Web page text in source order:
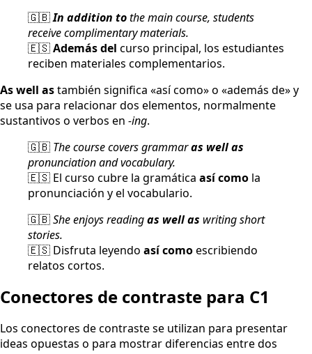
🇬🇧In addition tothe main course, students
receive complimentary materials.
🇪🇸Además del curso principal, los estudiantes
reciben materiales complementarios.
As well astambién significa «así como» o «además de» y
se usa para relacionar dos elementos, normalmente
sustantivos o verbos en -ing.
🇬🇧 The course covers grammaras well as
pronunciation and vocabulary.
🇪🇸 El curso cubre la gramática así como la
pronunciación y el vocabulario.
🇬🇧She enjoys readingas well as writing short
stories.
🇪🇸 Disfruta leyendo así comoescribiendo
relatos cortos.
Conectores de contraste para C1
Los conectores de contraste se utilizan para presentar
ideas opuestas o para mostrar diferencias entre dos